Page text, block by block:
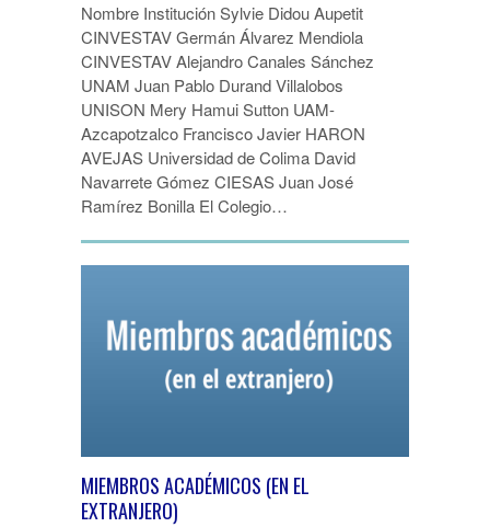
Nombre Institución Sylvie Didou Aupetit
CINVESTAV Germán Álvarez Mendiola
CINVESTAV Alejandro Canales Sánchez
UNAM Juan Pablo Durand Villalobos
UNISON Mery Hamui Sutton UAM-
Azcapotzalco Francisco Javier HARON
AVEJAS Universidad de Colima David
Navarrete Gómez CIESAS Juan José
Ramírez Bonilla El Colegio…
MIEMBROS ACADÉMICOS (EN EL
EXTRANJERO)